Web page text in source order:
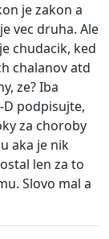
je zakon a
vec druha. Ale
chudacik, ked
chalanov atd
ze? Iba
podpisujte,
za choroby
aka je nik
len za to
Slovo mal a